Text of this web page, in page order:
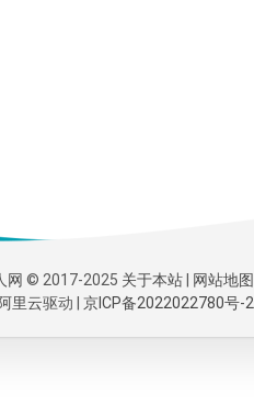
网 © 2017-2025 关于本站
网站地图
阿里云驱动 | 京ICP备2022022780号-2